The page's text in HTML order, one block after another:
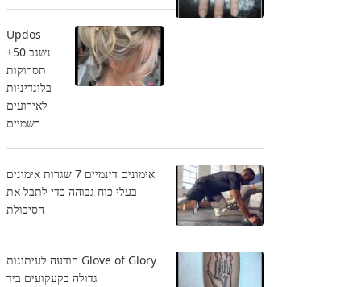
Updos
נשגב 50+
תסרוקות
בלונדיניות
לאירועים
רשמיים
אימונים דינמיים 7 שגרות אימונים
בעלי כוח גבוהה כדי לתבל את
הסיבולת
Glove of Glory הודעה לעיתונות
גדולה בקעקועים ביד